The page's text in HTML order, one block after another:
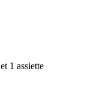
1 assiette